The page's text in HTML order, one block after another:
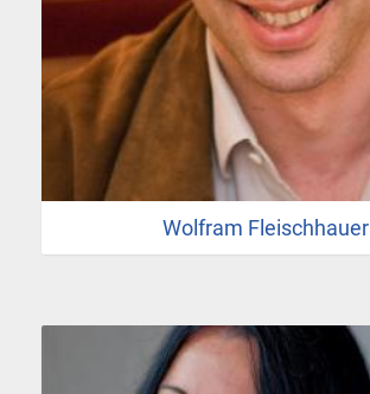
Wolfram Fleischhauer